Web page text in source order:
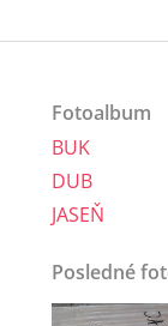
Fotoalbum
BUK
DUB
JASEŇ
Posledné